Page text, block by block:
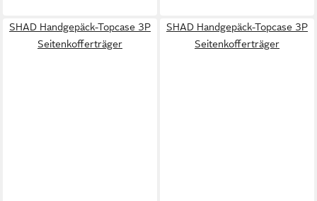
SHAD Handgepäck-Topcase 3P
Seitenkofferträger
SHAD Handgepäck-Topcase 3P
Seitenkofferträger